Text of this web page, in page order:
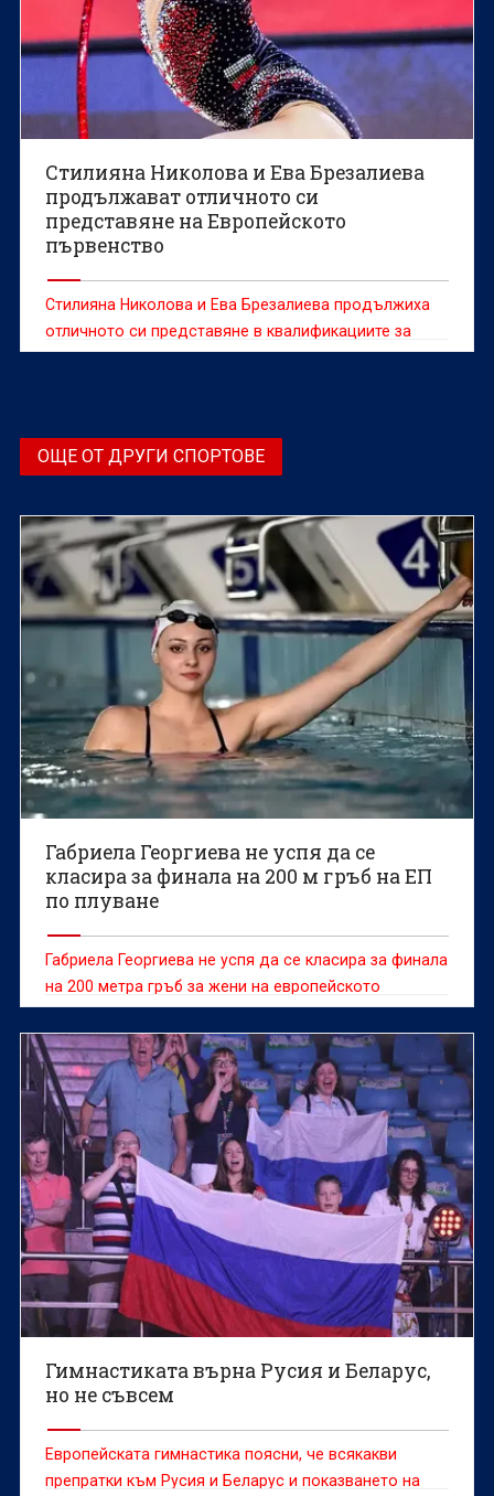
Стилияна Николова и Ева Брезалиева
продължават отличното си
представяне на Европейското
първенство
Стилияна Николова и Ева Брезалиева продължиха
отличното си представяне в квалификациите за
многобоя и в изпълненията си с бухалки и с лента
културата и спорта във Варна.
ОЩЕ ОТ ДРУГИ СПОРТОВЕ
Габриела Георгиева не успя да се
класира за финала на 200 м гръб на ЕП
по плуване
Габриела Георгиева не успя да се класира за финала
на 200 метра гръб за жени на европейското
първенство по плуване в Париж.
Гимнастиката върна Русия и Беларус,
но не съвсем
Европейската гимнастика поясни, че всякакви
препратки към Русия и Беларус и показването на